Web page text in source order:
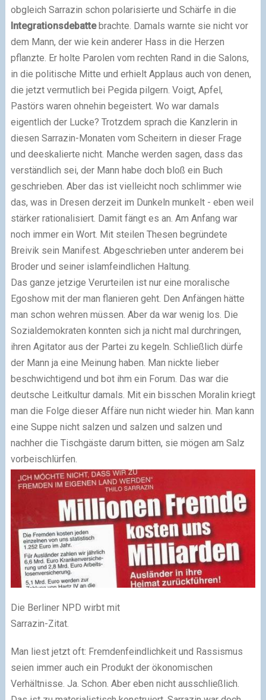
obgleich Sarrazin schon polarisierte und Schärfe in die
Integrationsdebattebrachte. Damals warnte sie nicht vor
dem Mann, der wie kein anderer Hass in die Herzen
pflanzte. Er holte Parolen vom rechten Rand in die Salons,
in die politische Mitte und erhielt Applaus auch von denen,
die jetzt vermutlich bei Pegida pilgern. Voigt, Apfel,
Pastörs waren ohnehin begeistert. Wo war damals
eigentlich der Lucke? Trotzdem sprach die Kanzlerin in
diesen Sarrazin-Monaten vom Scheitern in dieser Frage
und deeskalierte nicht. Manche werden sagen, dass das
verständlich sei, der Mann habe doch bloß ein Buch
geschrieben. Aber das ist vielleicht noch schlimmer wie
das, was in Dresen derzeit im Dunkeln munkelt - eben weil
stärker rationalisiert. Damit fängt es an. Am Anfang war
noch immer ein Wort. Mit steilen Thesen begründete
Breivik sein Manifest. Abgeschrieben unter anderem bei
Broder und seiner islamfeindlichen Haltung.
Das ganze jetzige Verurteilen ist nur eine moralische
Egoshow mit der man flanieren geht. Den Anfängen hätte
man schon wehren müssen. Aber da war wenig los. Die
Sozialdemokraten konnten sich ja nicht mal durchringen,
ihren Agitator aus der Partei zu kegeln. Schließlich dürfe
der Mann ja eine Meinung haben. Man nickte lieber
beschwichtigend und bot ihm ein Forum. Das war die
deutsche Leitkultur damals. Mit ein bisschen Moralin kriegt
man die Folge dieser Affäre nun nicht wieder hin. Man kann
eine Suppe nicht salzen und salzen und salzen und
nachher die Tischgäste darum bitten, sie mögen am Salz
vorbeischlürfen.
Die Berliner NPD wirbt mit
Sarrazin-Zitat.
Man liest jetzt oft: Fremdenfeindlichkeit und Rassismus
seien immer auch ein Produkt der ökonomischen
Verhältnisse. Ja. Schon. Aber eben nicht ausschließlich.